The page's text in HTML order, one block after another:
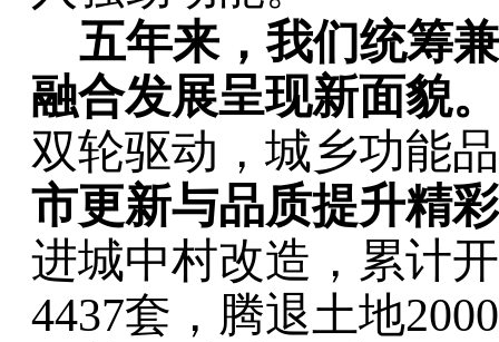
五年来，我们统筹
融合发展呈现新面貌。
双轮驱动 ， 城乡功能
市更新与品质提升精
进城中村改造， 累计
4437套， 腾退土地2000